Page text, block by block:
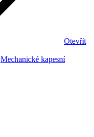
Otevřít
Mechanické kapesní